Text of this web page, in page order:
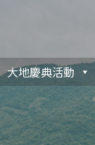
大地慶典活動